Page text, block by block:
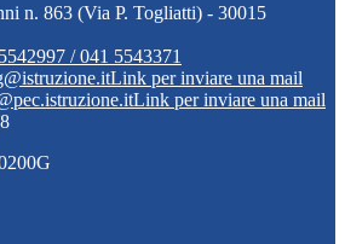
n. 863 (Via P. Togliatti) - 30015
/ 041 5543371
Link per inviare una mail
Link per inviare una mail